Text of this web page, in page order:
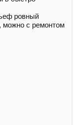
ровный
можно с ремонтом